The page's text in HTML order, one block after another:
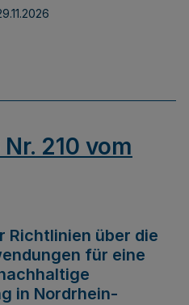
210 vom
Richtlinien über die
für eine
in Nordrhein-